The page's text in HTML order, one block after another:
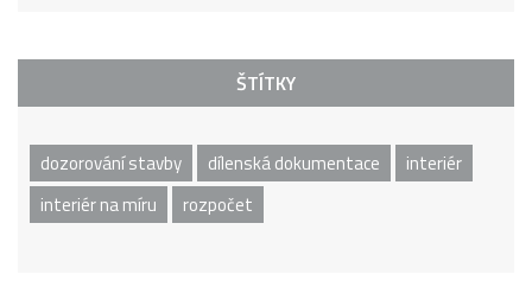
ŠTÍTKY
dozorování stavby dílenská dokumentace
interiér
interiér na míru
rozpočet